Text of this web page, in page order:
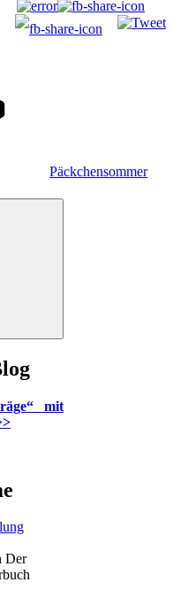
Päckchensommer
mit
Der